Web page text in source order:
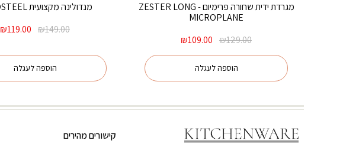
מגרדת ידית שחורה פרימיום ZESTER LONG -
MICROPLANE
₪129.00
המחיר
₪129.00.
₪109.00
הוספה לעגלה
מנדולינה מקצועית ARCOSTEEL
₪149.00
המחיר
₪119.00
הוספה לעגלה
קישורים מהירים